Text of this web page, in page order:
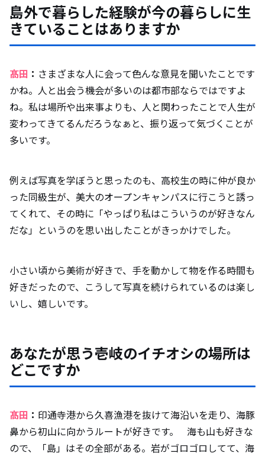
島外で暮らした経験が今の暮らしに生
きていることはありますか
髙田 ： さまざまな人に会って色んな意見を聞いたことです
かね。人と出会う機会が多いのは都市部ならではですよ
ね。私は場所や出来事よりも、人と関わったことで人生が
変わってきてるんだろうなぁと、振り返って気づくことが
多いです。
例えば写真を学ぼうと思ったのも、高校生の時に仲が良か
った同級生が、美大のオープンキャンパスに行こうと誘っ
てくれて、その時に「やっぱり私はこういうのが好きなん
だな」というのを思い出したことがきっかけでした。
小さい頃から美術が好きで、手を動かして物を作る時間も
好きだったので、こうして写真を続けられているのは楽し
いし、嬉しいです。
あなたが思う壱岐のイチオシの場所は
どこですか
髙田 ： 印通寺港から久喜漁港を抜けて海沿いを走り、海豚
鼻から初山に向かうルートが好きです。 海も山も好きな
ので、「島」はその全部がある。岩がゴロゴロしてて、海